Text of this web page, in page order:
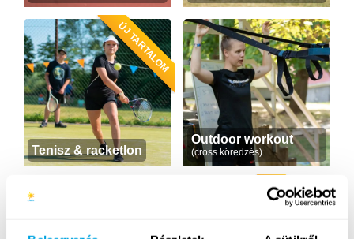
ÚJ TARTALOM
Tenisz & racketlon
Outdoor workout
(cross köredzés)
ÚJ